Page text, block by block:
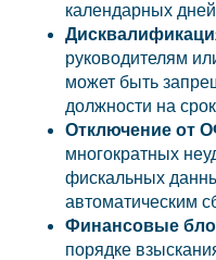
календарных
руководителям
может быть
должности на
Отключение от
многократных
фискальных
автоматическим
Финансовые
порядке